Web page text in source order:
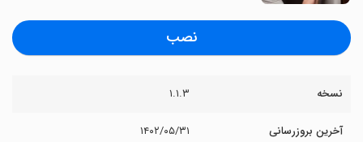
نصب
نسخه ۱.۱.۳
آخرین بروزرسانی ۱۴۰۲/۰۵/۳۱